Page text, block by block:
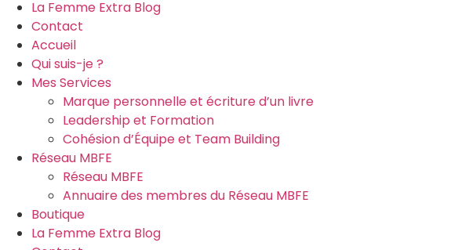
La Femme Extra Blog
Contact
Accueil
Qui suis-je ?
Mes Services
Marque personnelle et écriture d’un livre
Leadership et Formation
Cohésion d’Équipe et Team Building
Réseau MBFE
Réseau MBFE
Annuaire des membres du Réseau MBFE
Boutique
La Femme Extra Blog